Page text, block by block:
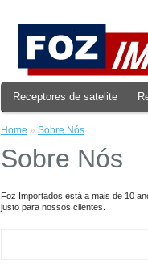
Receptores de satelite
Home » Sobre Nós
Sobre Nós
Foz Importados está a mais de 10
justo para nossos clientes.